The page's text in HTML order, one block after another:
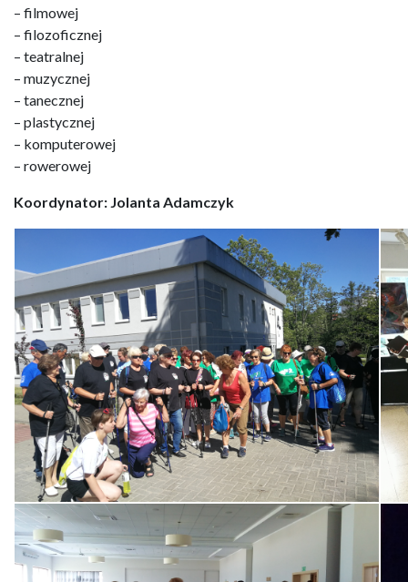
– filmowej
– filozoficznej
– teatralnej
– muzycznej
– tanecznej
– plastycznej
– komputerowej
– rowerowej
Koordynator: Jolanta Adamczyk